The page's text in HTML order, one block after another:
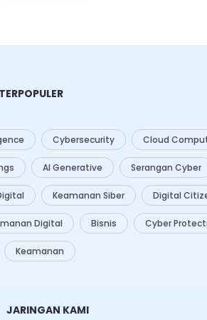
Cybersecurity Cloud
AI Generative Serangan Cyber
Keamanan Siber Digital
Digital Bisnis Cyber
Keamanan
JARINGAN KAMI